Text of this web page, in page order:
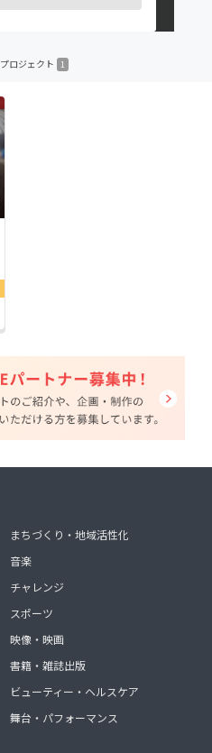
プロジェクト 1
まちづくり・地域活性化
音楽
チャレンジ
スポーツ
映像・映画
書籍・雑誌出版
ビューティー・ヘルスケア
舞台・パフォーマンス